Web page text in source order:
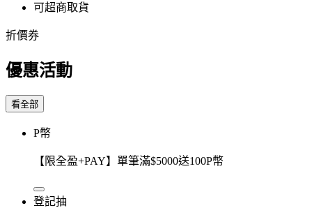
可超商取貨
折價券
優惠活動
看全部
P幣
【限全盈+PAY】單筆滿$5000送100P幣
登記抽